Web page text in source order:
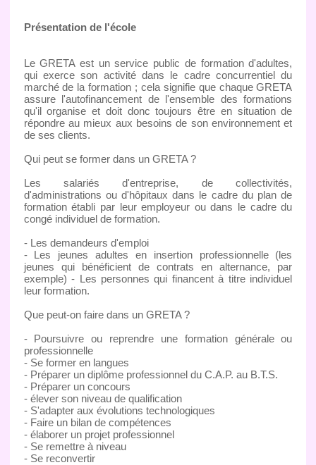
Présentation de l'école
Le GRETA est un service public de formation d'adultes,
qui exerce son activité dans le cadre concurrentiel du
marché de la formation ; cela signifie que chaque GRETA
assure l'autofinancement de l'ensemble des formations
qu'il organise et doit donc toujours être en situation de
répondre au mieux aux besoins de son environnement et
de ses clients.
Qui peut se former dans un GRETA ?
Les salariés d'entreprise, de collectivités,
d'administrations ou d'hôpitaux dans le cadre du plan de
formation établi par leur employeur ou dans le cadre du
congé individuel de formation.
- Les demandeurs d'emploi
- Les jeunes adultes en insertion professionnelle (les
jeunes qui bénéficient de contrats en alternance, par
exemple) - Les personnes qui financent à titre individuel
leur formation.
Que peut-on faire dans un GRETA ?
- Poursuivre ou reprendre une formation générale ou
professionnelle
- Se former en langues
- Préparer un diplôme professionnel du C.A.P. au B.T.S.
- Préparer un concours
- élever son niveau de qualification
- S'adapter aux évolutions technologiques
- Faire un bilan de compétences
- élaborer un projet professionnel
- Se remettre à niveau
- Se reconvertir